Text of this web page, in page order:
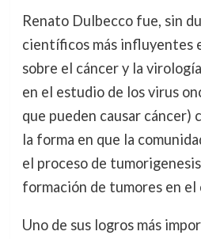
Renato Dulbecco fue, sin
científicos más influyentes
sobre el cáncer y la
en el estudio de los virus
que pueden causar cáncer)
la forma en que la
el proceso de
formación de tumores en el
Uno de sus logros más